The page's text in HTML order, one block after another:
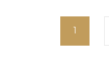
1